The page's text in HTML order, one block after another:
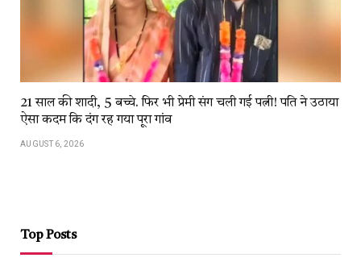
21 साल की शादी, 5 बच्चे. फिर भी प्रेमी संग चली गई पत्नी! पति ने उठाया
ऐसा कदम कि दंग रह गया पूरा गांव
AUGUST 6, 2026
Top Posts